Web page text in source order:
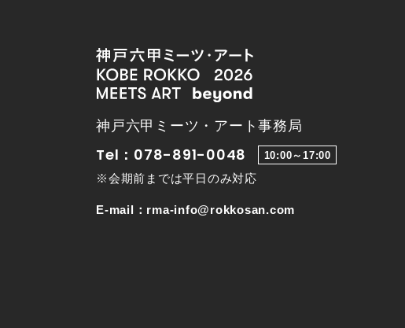
神戸六甲ミーツ・アート事務局
Tel：078-891-0048 10:00～17:00
※会期前までは平日のみ対応
E-mail： rma-info@rokkosan.com